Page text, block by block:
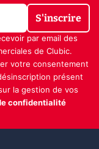
S'inscrire
par email des
de Clubic.
votre consentement
présent
la gestion de vos
confidentialité